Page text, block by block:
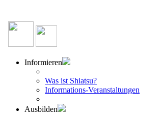
Informieren
Was ist Shiatsu?
Informations-Veranstaltungen
Ausbilden